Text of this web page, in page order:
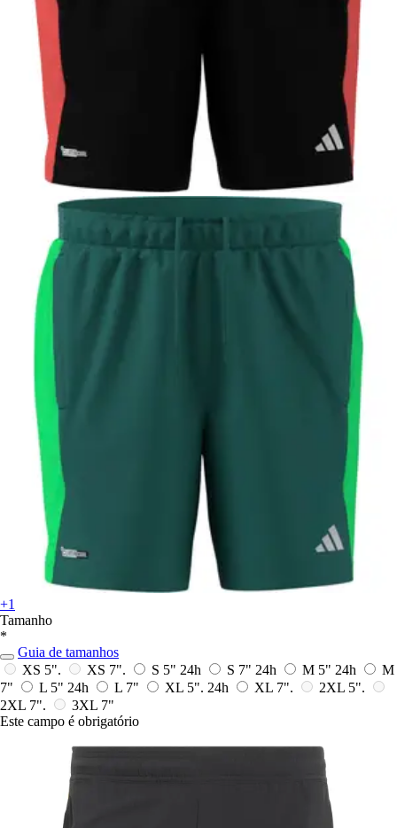
+1
Tamanho
*
Guia de tamanhos
XS 5".
XS 7". S 5" 24h S 7" 24h M 5" 24h
M
7"
L 5" 24h L 7" XL 5". 24h XL 7".
2XL 5".
2XL 7".
3XL 7"
Este campo é obrigatório